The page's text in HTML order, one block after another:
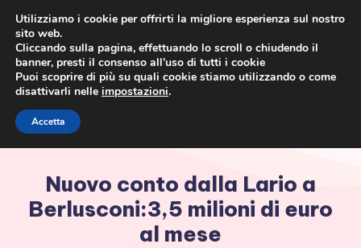
Nuovo conto dalla Lario a
Berlusconi:3,5 milioni di euro
al mese
Utilizziamo i cookie per offrirti la migliore esperienza sul nostro
sito web.
Cliccando sulla pagina, effettuando lo scroll o chiudendo il
banner, presti il consenso all’uso di tutti i cookie
Puoi scoprire di più su quali cookie stiamo utilizzando o come
disattivarli nelle impostazioni.
Accetta